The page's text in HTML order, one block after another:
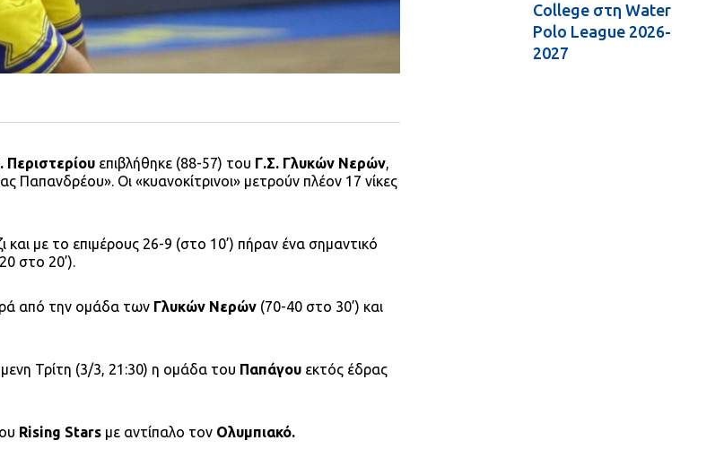
Περιστερίου επιβλήθηκε (88-57) του Γ.Σ. Γλυκών Νερών,
Παπανδρέου». Οι «κυανοκίτρινοι» μετρούν πλέον 17 νίκες
με το επιμέρους 26-9 (στο 10’) πήραν ένα σημαντικό
στο 20’).
από την ομάδα των Γλυκών Νερών (70-40 στο 30’) και
Τρίτη (3/3, 21:30) η ομάδα του Παπάγου εκτός έδρας
Rising Stars με αντίπαλο τον Ολυμπιακό.
College στη Water
Polo League 2026-
2027